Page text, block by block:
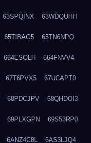
63SPQINX 63WDQUHH
65TIBAG5 65TN6NPQ
664ESOLH 664FNVV4
67T6PVX5 67UCAPT0
68PDCJPV 68QHDOI3
69PLXGPN 69S53RP0
6ANZ4C8L 6AS3LJQ4